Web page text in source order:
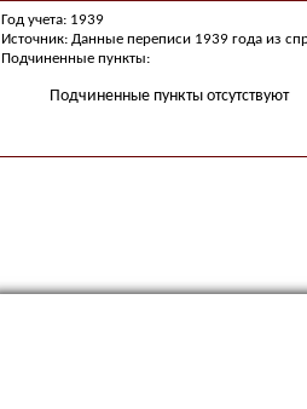
Год учета: 1939
Источник: Данные переписи 1939 года из
Подчиненные пункты:
Подчиненные пункты отсутствуют